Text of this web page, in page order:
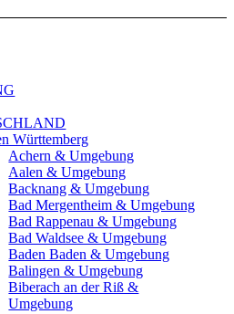
Württemberg
Achern & Umgebung
Aalen & Umgebung
Backnang & Umgebung
Bad Mergentheim & Umgebung
Bad Rappenau & Umgebung
Bad Waldsee & Umgebung
Baden Baden & Umgebung
Balingen & Umgebung
Biberach an der Riß &
Umgebung